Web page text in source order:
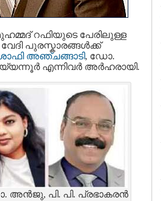
റഫിയുടെ പേരിലുള്ള
പുരസ്കാരങ്ങൾക്ക്
അഞ്ചങ്ങാടി, ഡോ.
എന്നിവർ അർഹരായി.
അൻജു, പി. പി. പ്രഭാകരൻ